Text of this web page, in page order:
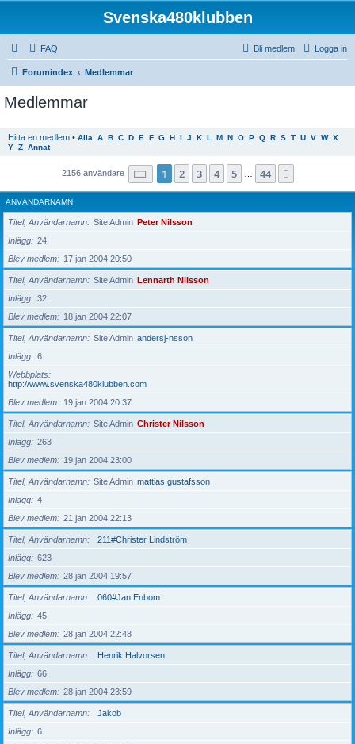
Svenska480klubben
FAQ Logga in
Bli medlem
Forumindex Medlemmar
Medlemmar
Hitta en medlem • Alla A B C D E F G H I J K L M N O P Q R S T U V W X
Y Z Annat
2156 användare Sida av 44
1 2 3 4 5 44
ANVÄNDARNAMN
Titel, Användarnamn Site Admin Peter Nilsson
Inlägg
24
Blev medlem
17 jan 2004 20:50
Titel, Användarnamn Site Admin Lennarth Nilsson
Inlägg
32
Blev medlem
18 jan 2004 22:07
Titel, Användarnamn Site Admin andersj-nsson
Inlägg
6
Webbplats
http://www.svenska480klubben.com
Blev medlem
19 jan 2004 20:37
Titel, Användarnamn Site Admin Christer Nilsson
Inlägg
263
Blev medlem
19 jan 2004 23:00
Titel, Användarnamn Site Admin mattias gustafsson
Inlägg
4
Blev medlem
21 jan 2004 22:13
Titel, Användarnamn
211#Christer Lindström
Inlägg
623
Blev medlem
28 jan 2004 19:57
Titel, Användarnamn
060#Jan Enbom
Inlägg
45
Blev medlem
28 jan 2004 22:48
Titel, Användarnamn
Henrik Halvorsen
Inlägg
66
Blev medlem
28 jan 2004 23:59
Titel, Användarnamn
Jakob
Inlägg
6